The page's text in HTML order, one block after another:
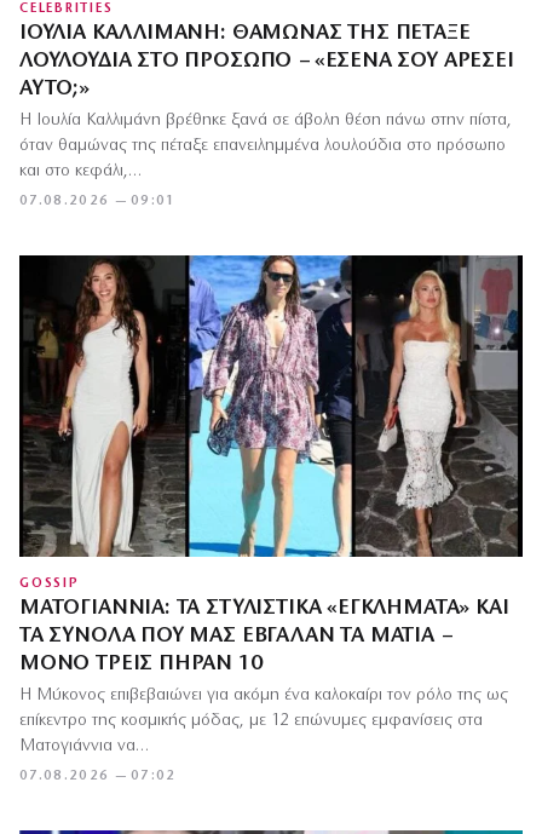
CELEBRITIES
ΙΟΥΛΊΑ ΚΑΛΛΙΜΆΝΗ: ΘΑΜΏΝΑΣ ΤΗΣ ΠΈΤΑΞΕ
ΛΟΥΛΟΎΔΙΑ ΣΤΟ ΠΡΌΣΩΠΟ – «ΕΣΈΝΑ ΣΟΥ ΑΡΈΣΕΙ
ΑΥΤΌ;»
07.08.2026 — 09:01
Η Ιουλία Καλλιμάνη βρέθηκε ξανά σε άβολη θέση πάνω στην πίστα,
όταν θαμώνας της πέταξε επανειλημμένα λουλούδια στο πρόσωπο
και στο κεφάλι,…
GOSSIP
ΜΑΤΟΓΙΆΝΝΙΑ: ΤΑ ΣΤΥΛΙΣΤΙΚΆ «ΕΓΚΛΉΜΑΤΑ» ΚΑΙ
ΤΑ ΣΎΝΟΛΑ ΠΟΥ ΜΑΣ ΈΒΓΑΛΑΝ ΤΑ ΜΆΤΙΑ –
ΜΌΝΟ ΤΡΕΙΣ ΠΉΡΑΝ 10
07.08.2026 — 07:02
Η Μύκονος επιβεβαιώνει για ακόμη ένα καλοκαίρι τον ρόλο της ως
επίκεντρο της κοσμικής μόδας, με 12 επώνυμες εμφανίσεις στα
Ματογιάννια να…